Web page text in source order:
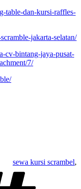
table-dan-kursi-raffles-
jakarta-selatan/
cv-bintang-jaya-pusat-
7/
sewa kursi scrambel,